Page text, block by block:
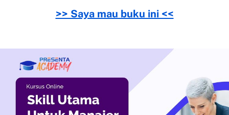
>> Saya mau buku ini <<